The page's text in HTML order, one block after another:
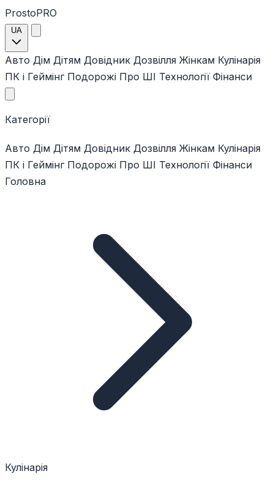
ProstoPRO
UA
Авто Дім Дітям Довідник Дозвілля Жінкам Кулінарія
ПК і Геймінг Подорожі Про ШІ Технології Фінанси
Категорії
Авто Дім Дітям Довідник Дозвілля Жінкам Кулінарія
ПК і Геймінг Подорожі Про ШІ Технології Фінанси
Головна
Кулінарія